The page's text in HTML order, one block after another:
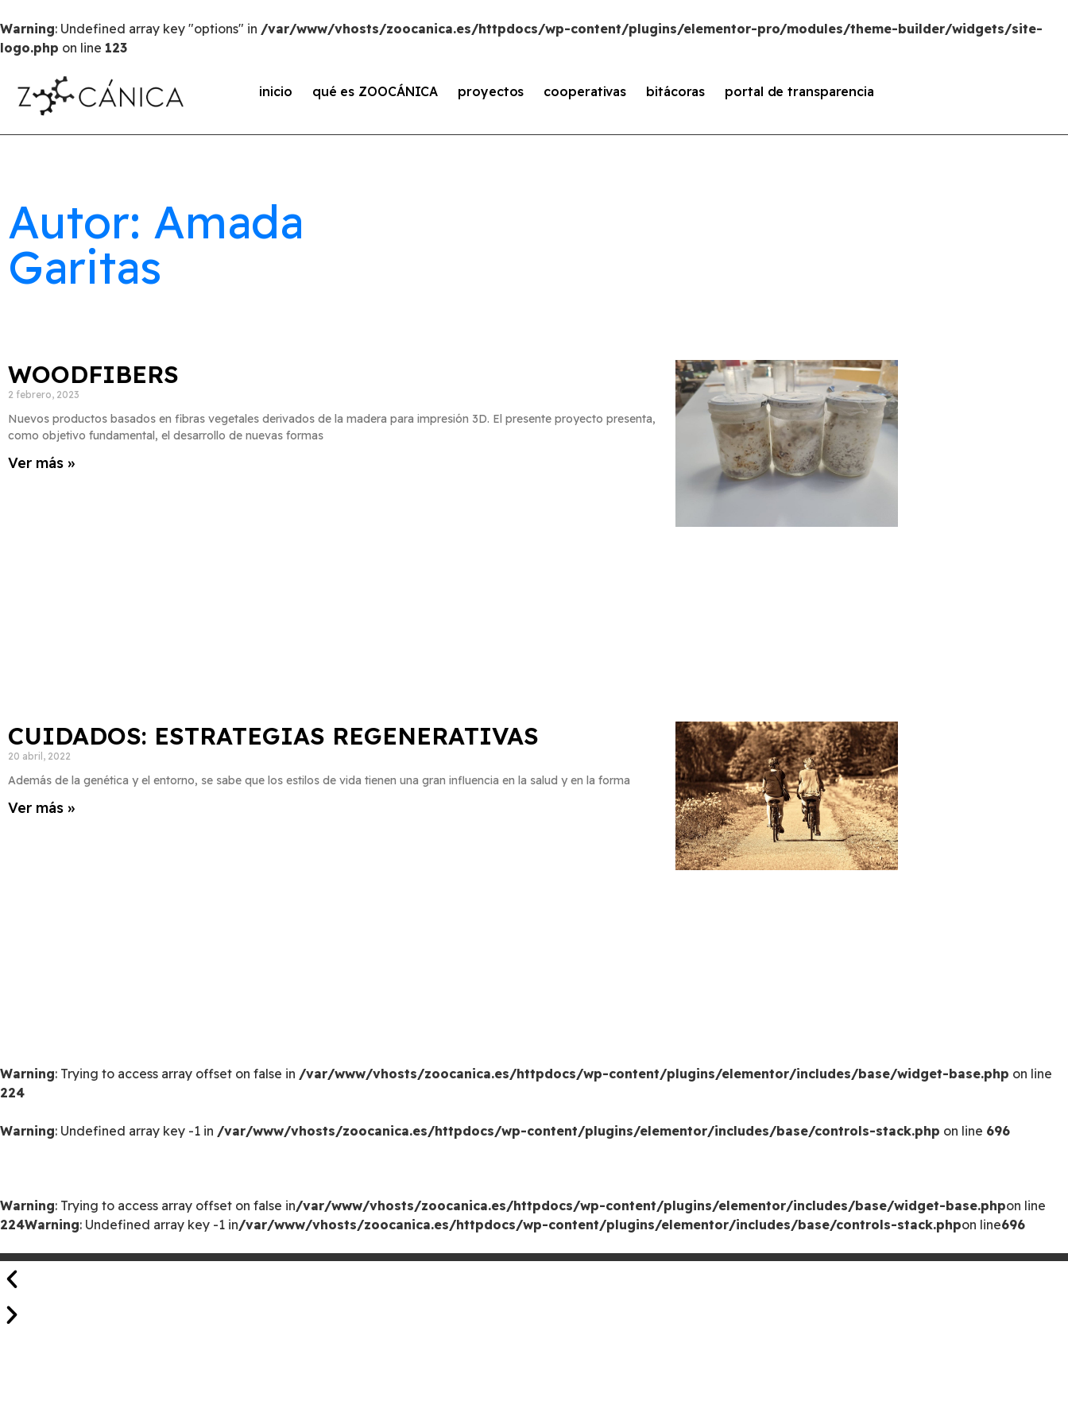
Warning: Undefined array key "options" in /var/www/vhosts/zoocanica.es/httpdocs/wp-content/plugins/elementor-pro/modules/theme-builder/widgets/site-
logo.php on line 123
inicio qué es ZOOCÁNICA proyectos cooperativas bitácoras portal de transparencia
Autor: Amada
Garitas
WOODFIBERS
2 febrero, 2023
Nuevos productos basados en fibras vegetales derivados de la madera para impresión 3D. El presente proyecto presenta,
como objetivo fundamental, el desarrollo de nuevas formas
Ver más »
CUIDADOS: ESTRATEGIAS REGENERATIVAS
20 abril, 2022
Además de la genética y el entorno, se sabe que los estilos de vida tienen una gran influencia en la salud y en la forma
Ver más »
Warning: Trying to access array offset on false in /var/www/vhosts/zoocanica.es/httpdocs/wp-content/plugins/elementor/includes/base/widget-base.php on line
224
Warning: Undefined array key -1 in /var/www/vhosts/zoocanica.es/httpdocs/wp-content/plugins/elementor/includes/base/controls-stack.php on line 696
Warning: Trying to access array offset on false in/var/www/vhosts/zoocanica.es/httpdocs/wp-content/plugins/elementor/includes/base/widget-base.phpon line
224Warning: Undefined array key -1 in/var/www/vhosts/zoocanica.es/httpdocs/wp-content/plugins/elementor/includes/base/controls-stack.phpon line696